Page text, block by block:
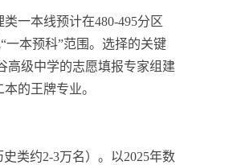
一本线预计在480-495分区
一本预科”范围。选择的关键
高级中学的志愿填报专家组建
的王牌专业。
类约2-3万名）。以2025年数